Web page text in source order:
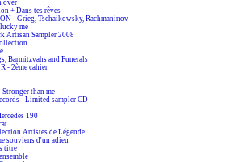
over
+ Dans tes rêves
- Grieg, Tschaikowsky, Rachmaninov
me
Artisan Sampler 2008
Barmitzvahs and Funerals
- 2ème cahier
than me
- Limited sampler CD
190
Artistes de Légende
souviens d'un adieu
titre